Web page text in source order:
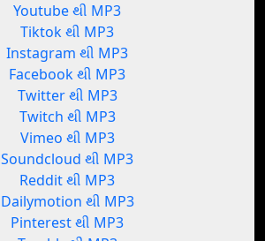
Youtube થી MP3
Tiktok થી MP3
Instagram થી MP3
Facebook થી MP3
Twitter થી MP3
Twitch થી MP3
Vimeo થી MP3
Soundcloud થી MP3
Reddit થી MP3
Dailymotion થી MP3
Pinterest થી MP3